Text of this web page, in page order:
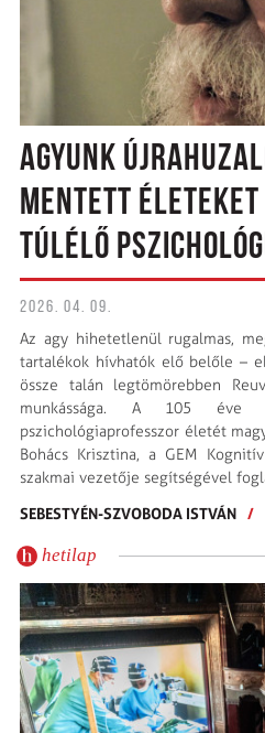
AGYUNK
MENTETT
TÚLÉLŐ
2026. 04. 09.
Az agy hihetetlenül rugalmas,
tartalékok hívhatók elő belőle –
össze talán legtömörebben
munkássága. A 105 éve
pszichológiaprofesszor életét
Bohács Krisztina, a GEM
szakmai vezetője segítségével
SEBESTYÉN-SZVOBODA ISTVÁN /
hetilap